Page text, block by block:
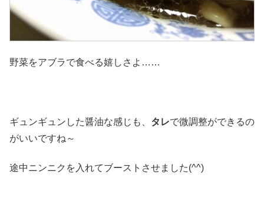
野菜をアブラで食べる嬉しさよ……
ギュンギュンした醤油な感じも、 タレで微調整ができるの
がいいですね～
途中ニンニクを入れてブーストさせました(^^)